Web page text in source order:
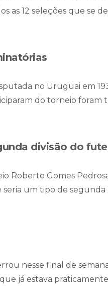
as 12 seleções que se
no Uruguai em
do torneio foram
divisão do
Roberto Gomes
um tipo de segunda
nesse final de
já estava